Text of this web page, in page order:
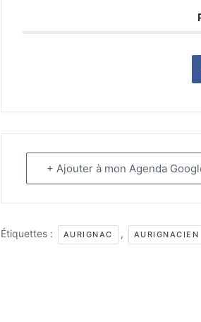
+ Ajouter à mon Agenda
Étiquettes : AURIGNAC , AURIGNACIEN